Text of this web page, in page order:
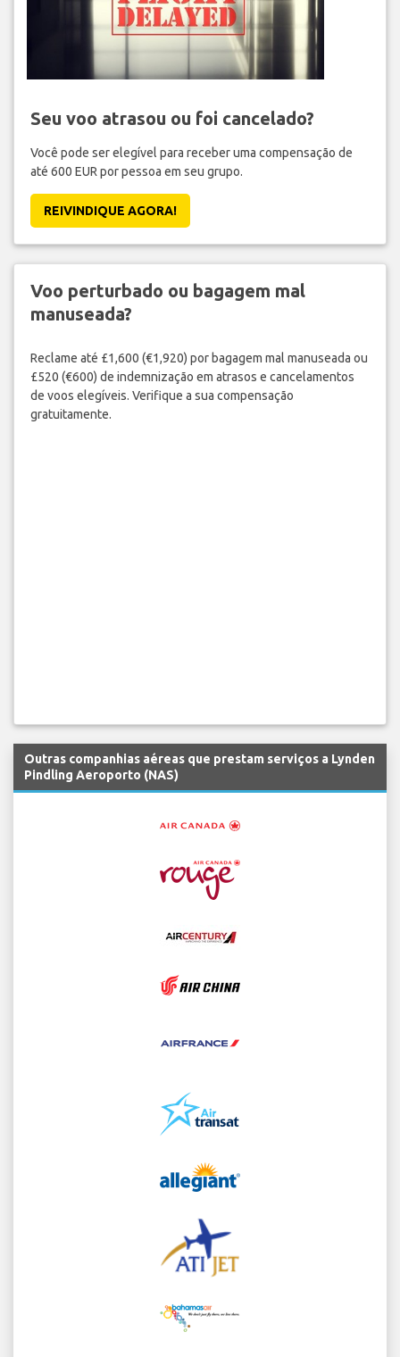
Seu voo atrasou ou foi cancelado?
Você pode ser elegível para receber uma compensação de
até 600 EUR por pessoa em seu grupo.
REIVINDIQUE AGORA!
Voo perturbado ou bagagem mal
manuseada?
Reclame até £1,600 (€1,920) por bagagem mal manuseada ou
£520 (€600) de indemnização em atrasos e cancelamentos
de voos elegíveis. Verifique a sua compensação
gratuitamente.
Outras companhias aéreas que prestam serviços a Lynden
Pindling Aeroporto (NAS)